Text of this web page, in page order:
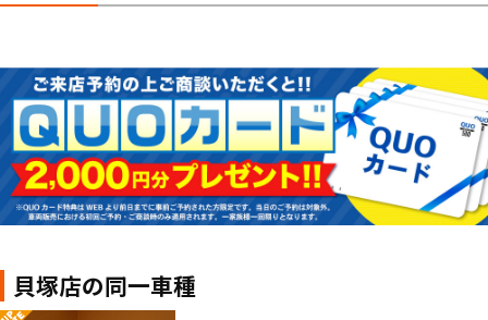
貝塚店の同一車種